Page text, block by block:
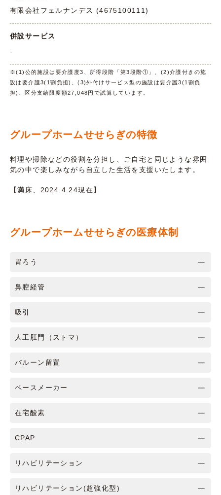
有限会社フェルナンデス (4675100111)
併設サービス
-
※(1)公的施設は要介護度3、所得段階「第3段階①」、(2)介護付きの施
設は要介護3(1割負担)、(3)外付けサービス型の施設は要介護3(1割負
担)、区分支給限度額27,048円で試算しています。
グループホームせせらぎの特徴
料理や掃除などの役割を分担し、ご自宅と同じような雰囲
気の中で楽しみながら自立した生活を支援いたします。
【満床、2024.4.24現在】
グループホームせせらぎの医療体制
胃ろう
鼻腔経管
吸引
人工肛門（ストマ）
バルーン留置
ペースメーカー
在宅酸素
CPAP
リハビリテーション
リハビリテーション(超強化型)